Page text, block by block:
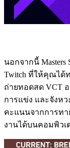
นอกจากนี้ Masters
Twitch ที่ให้คุณได้
ถ่ายทอดสด VCT
การแข่ง และจังห
คะแนนจากการทา
งานได้บนคอมพิวเ